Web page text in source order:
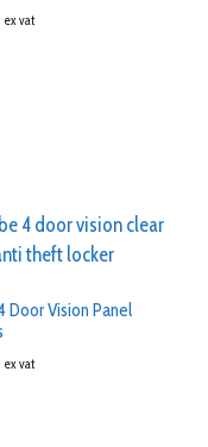
ex vat
Door Vision Panel
ex vat